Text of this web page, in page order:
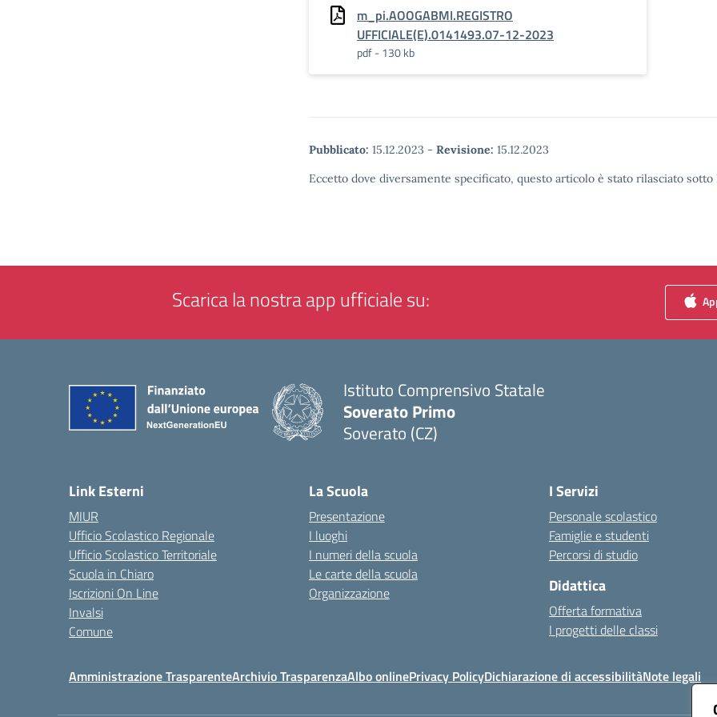
m_pi.AOOGABMI.REGISTRO
UFFICIALE(E).0141493.07-12-2023
pdf - 130 kb
Pubblicato: 15.12.2023 - Revisione: 15.12.2023
Eccetto dove diversamente specificato, questo articolo è stato rilasciato
Scarica la nostra app ufficiale su:
Istituto Comprensivo Statale
Soverato Primo
Soverato (CZ)
Link Esterni
MIUR
Ufficio Scolastico Regionale
Ufficio Scolastico Territoriale
Scuola in Chiaro
Iscrizioni On Line
Invalsi
Comune
La Scuola
Presentazione
I luoghi
I numeri della scuola
Le carte della scuola
Organizzazione
I Servizi
Personale scolastico
Famiglie e studenti
Percorsi di studio
Didattica
Offerta formativa
I progetti delle classi
Amministrazione TrasparenteArchivio TrasparenzaAlbo onlinePrivacy PolicyDichiarazione di accessibilitàNote legali